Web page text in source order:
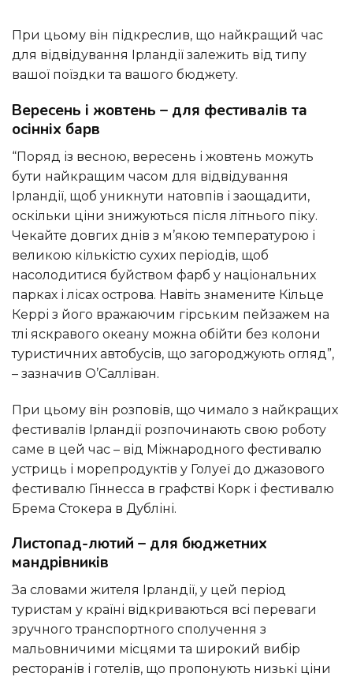
При цьому він підкреслив, що найкращий час
для відвідування Ірландії залежить від типу
вашої поїздки та вашого бюджету.
Вересень і жовтень – для фестивалів та
осінніх барв
“Поряд із весною, вересень і жовтень можуть
бути найкращим часом для відвідування
Ірландії, щоб уникнути натовпів і заощадити,
оскільки ціни знижуються після літнього піку.
Чекайте довгих днів з м’якою температурою і
великою кількістю сухих періодів, щоб
насолодитися буйством фарб у національних
парках і лісах острова. Навіть знамените Кільце
Керрі з його вражаючим гірським пейзажем на
тлі яскравого океану можна обійти без колони
туристичних автобусів, що загороджують огляд”,
– зазначив О’Салліван.
При цьому він розповів, що чимало з найкращих
фестивалів Ірландії розпочинають свою роботу
саме в цей час – від Міжнародного фестивалю
устриць і морепродуктів у Голуеї до джазового
фестивалю Гіннесса в графстві Корк і фестивалю
Брема Стокера в Дубліні.
Листопад-лютий – для бюджетних
мандрівників
За словами жителя Ірландії, у цей період
туристам у країні відкриваються всі переваги
зручного транспортного сполучення з
мальовничими місцями та широкий вибір
ресторанів і готелів, що пропонують низькі ціни